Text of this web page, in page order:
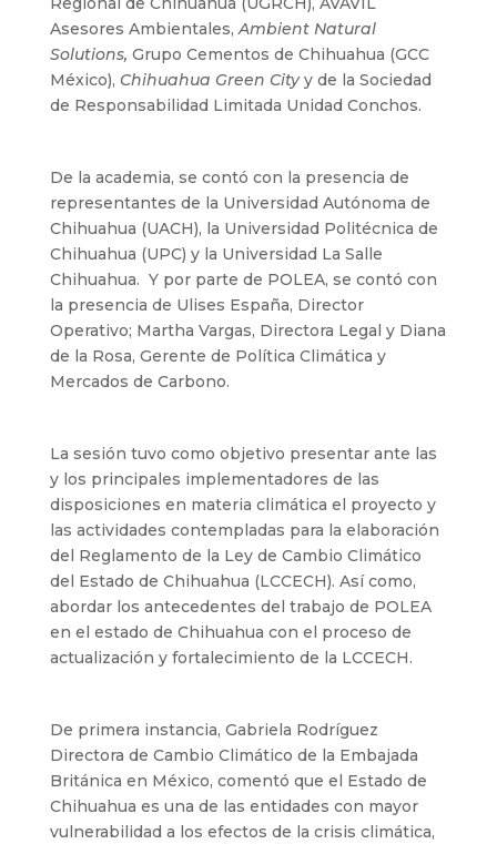
Asesores Ambientales, Ambient Natural
Solutions, Grupo Cementos de Chihuahua (GCC
México), Chihuahua Green Cityy de la Sociedad
de Responsabilidad Limitada Unidad Conchos.
De la academia, se contó con la presencia de
representantes de la Universidad Autónoma de
Chihuahua (UACH), la Universidad Politécnica de
Chihuahua (UPC) y la Universidad La Salle
Chihuahua. Y por parte de POLEA, se contó con
la presencia de Ulises España, Director
Operativo; Martha Vargas, Directora Legal y Diana
de la Rosa, Gerente de Política Climática y
Mercados de Carbono.
La sesión tuvo como objetivo presentar ante las
y los principales implementadores de las
disposiciones en materia climática el proyecto y
las actividades contempladas para la elaboración
del Reglamento de la Ley de Cambio Climático
del Estado de Chihuahua (LCCECH). Así como,
abordar los antecedentes del trabajo de POLEA
en el estado de Chihuahua con el proceso de
actualización y fortalecimiento de la LCCECH.
De primera instancia, Gabriela Rodríguez
Directora de Cambio Climático de la Embajada
Británica en México, comentó que el Estado de
Chihuahua es una de las entidades con mayor
vulnerabilidad a los efectos de la crisis climática,